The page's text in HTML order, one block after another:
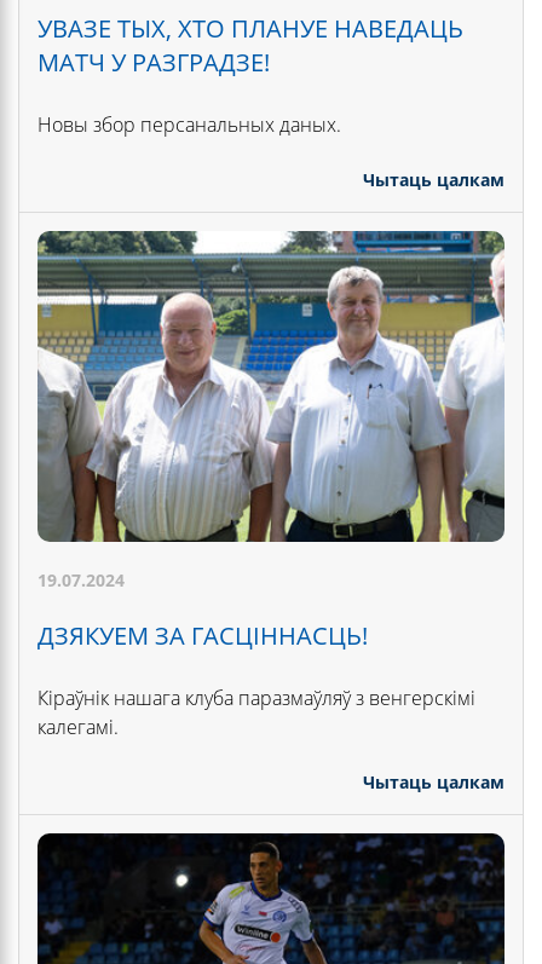
УВАЗЕ ТЫХ, ХТО ПЛАНУЕ НАВЕДАЦЬ
МАТЧ У РАЗГРАДЗЕ!
Новы збор персанальных даных.
Чытаць цалкам
19.07.2024
ДЗЯКУЕМ ЗА ГАСЦІННАСЦЬ!
Кіраўнік нашага клуба паразмаўляў з венгерскімі
калегамі.
Чытаць цалкам